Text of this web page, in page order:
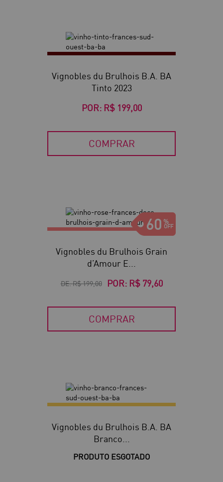
Vignobles du Brulhois B.A. BA
Tinto 2023
POR: R$ 199,00
COMPRAR
60
Vignobles du Brulhois Grain
d’Amour E...
DE:R$ 199,00 POR: R$ 79,60
COMPRAR
Vignobles du Brulhois B.A. BA
Branco...
PRODUTO ESGOTADO